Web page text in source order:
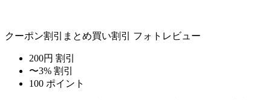
クーポン割引 まとめ買い割引 フォトレビュー
200円 割引
〜3% 割引
100 ポイント